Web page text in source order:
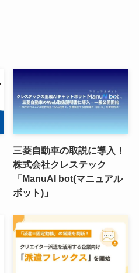
三菱自動車の取説に導入！
株式会社クレステック
「ManuAI bot(マニュアル
ボット)」